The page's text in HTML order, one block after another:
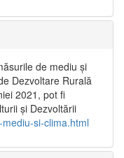
de mediu și
Dezvoltare Rurală
2021, pot fi
și Dezvoltării
si-clima.html